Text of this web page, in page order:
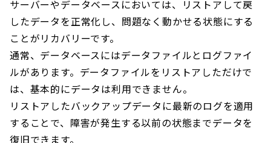
サーバーやデータベースにおいては、リストアして戻
したデータを正常化し、問題なく動かせる状態にする
ことがリカバリーです。
通常、データベースにはデータファイルとログファイ
ルがあります。データファイルをリストアしただけで
は、基本的にデータは利用できません。
リストアしたバックアップデータに最新のログを適用
することで、障害が発生する以前の状態までデータを
復旧できます。